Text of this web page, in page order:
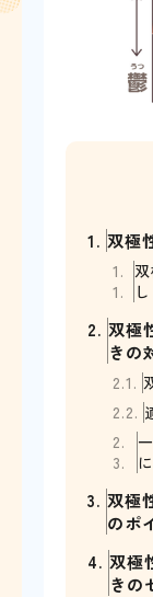
1. 双極
1.
1.
2. 双極
きの
2.1.
2.2.
2.
3.
3. 双極
のポ
4. 双極
きの